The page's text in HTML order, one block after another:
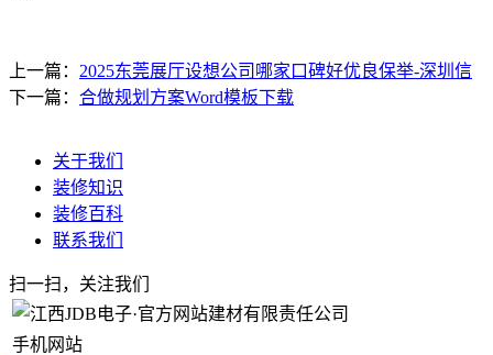
上一篇： 2025东莞展厅设想公司哪家口碑好优良保举-深圳信
下一篇： 合做规划方案Word模板下载
关于我们
装修知识
装修百科
联系我们
扫一扫，关注我们
手机网站